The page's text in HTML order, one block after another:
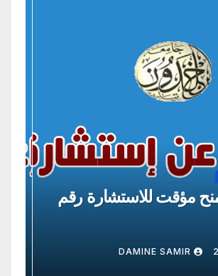
مؤقت للاستشارة رقم
DAMINE SAMIR